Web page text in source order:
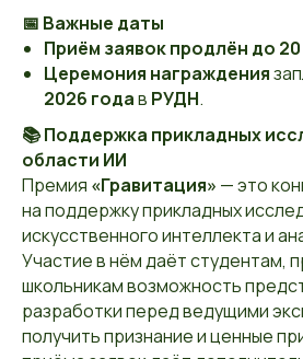
📅 Важные даты
Приём заявок продлён до
Церемония награждения
2026 годав РУДН.
📚 Поддержка прикладных
области ИИ
Премия «Гравитация» — это
на поддержку прикладных
искусственного интеллекта и
Участие в нём даёт студентам,
школьникам возможность
разработки перед ведущими
получить признание и ценные